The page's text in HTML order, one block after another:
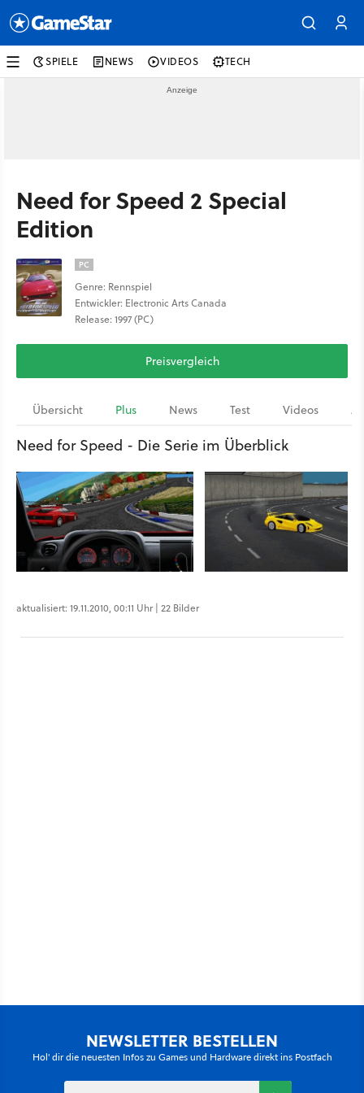
SPIELE NEWS VIDEOS TECH
Need for Speed 2 Special
Edition
PC
Genre: Rennspiel
Entwickler: Electronic Arts Canada
Release: 1997 (PC)
Preisvergleich
Übersicht Plus News Test Videos
Need for Speed - Die Serie im Überblick
aktualisiert: 19.11.2010, 00:11 Uhr | 22 Bilder
NEWSLETTER BESTELLEN
Hol' dir die neuesten Infos zu Games und Hardware direkt ins Postfach